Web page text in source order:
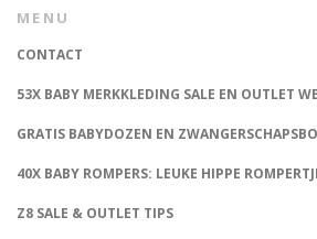
MENU
CONTACT
53X BABY MERKKLEDING SALE EN OUTLET
GRATIS BABYDOZEN EN
40X BABY ROMPERS: LEUKE HIPPE
Z8 SALE & OUTLET TIPS